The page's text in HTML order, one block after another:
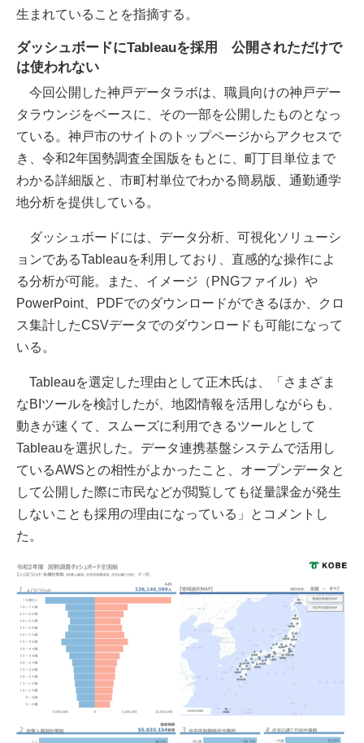
生まれていることを指摘する。
ダッシュボードにTableauを採用 公開されただけで
は使われない
今回公開した神戸データラボは、職員向けの神戸デー
タラウンジをベースに、その一部を公開したものとなっ
ている。神戸市のサイトのトップページからアクセスで
き、令和2年国勢調査全国版をもとに、町丁目単位まで
わかる詳細版と、市町村単位でわかる簡易版、通勤通学
地分析を提供している。
ダッシュボードには、データ分析、可視化ソリューシ
ョンであるTableauを利用しており、直感的な操作によ
る分析が可能。また、イメージ（PNGファイル）や
PowerPoint、PDFでのダウンロードができるほか、クロ
ス集計したCSVデータでのダウンロードも可能になって
いる。
Tableauを選定した理由として正木氏は、「さまざま
なBIツールを検討したが、地図情報を活用しながらも、
動きが速くて、スムーズに利用できるツールとして
Tableauを選択した。データ連携基盤システムで活用し
ているAWSとの相性がよかったこと、オープンデータと
して公開した際に市民などが閲覧しても従量課金が発生
しないことも採用の理由になっている」とコメントし
た。